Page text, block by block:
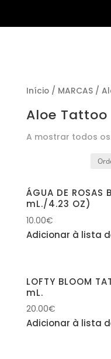
Início/ MARCAS/
Aloe Tattoo
A mostrar todos
ÁGUA DE ROSAS
mL./4.23 OZ)
10.00€
Adicionar à lista
LOFTY BLOOM
mL.
20.00€
Adicionar à lista